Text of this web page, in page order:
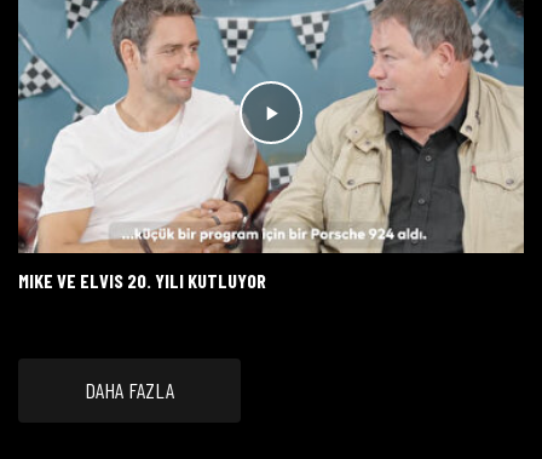
MIKE VE ELVIS 20. YILI KUTLUYOR
DAHA FAZLA